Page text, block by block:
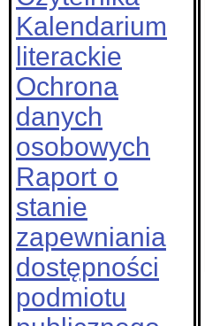
Kalendarium
literackie
Ochrona
danych
osobowych
Raport o
stanie
zapewniania
dostępności
podmiotu